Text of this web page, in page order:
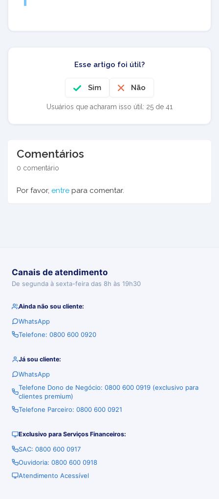
Esse artigo foi útil?
Sim Não
Usuários que acharam isso útil: 25 de 41
Comentários
0 comentário
Por favor, entre para comentar.
Canais de atendimento
De segunda à sexta-feira das 8h às 19h30
Ainda não sou cliente:
WhatsApp
Telefone: 0800 600 0920
Já sou cliente:
WhatsApp
Telefone Dono de Negócio: 0800 600 0919 (exclusivo para
clientes premium)
Telefone Parceiro: 0800 600 0921
Exclusivo para Serviços Financeiros:
SAC: 0800 600 0917
Ouvidoria: 0800 600 0918
Atendimento Acessível